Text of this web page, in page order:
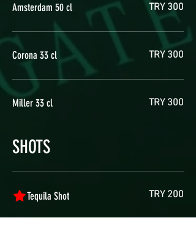
Amsterdam 50 cl TRY 300
Corona 33 cl TRY 300
Miller 33 cl TRY 300
SHOTS
Tequila Shot TRY 200